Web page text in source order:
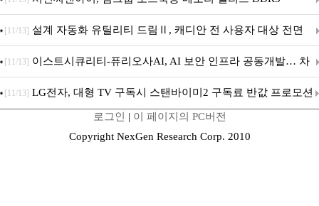
5600MHz 16GB 출시
[11/13] 설계 자동화 유틸리티 드림Ⅱ, 캐디안 전 사용자 대상 전면
무상 배포
[11/13] 이스트시큐리티-퓨리오사AI, AI 보안 인프라 공동개발… 차
세대 AI 보안 플랫폼 구축
[11/13] LG전자, 대형 TV 구독시 스탠바이미2 구독료 반값 프로모션
로그인 | 이 페이지의 PC버전
Copyright NexGen Research Corp. 2010